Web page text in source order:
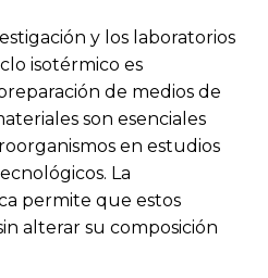
y los laboratorios
isotérmico es
de medios de
son esenciales
en estudios
La
permite que estos
alterar su composición